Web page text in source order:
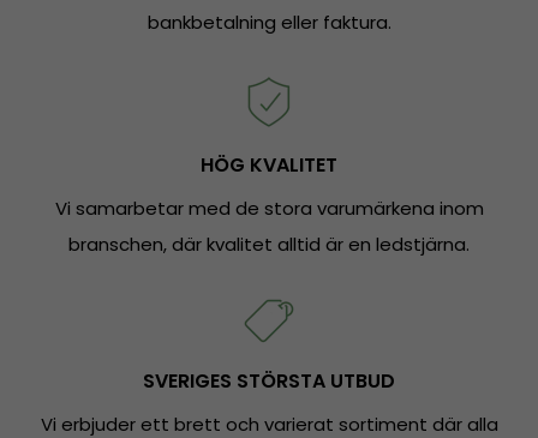
bankbetalning eller faktura.
HÖG KVALITET
Vi samarbetar med de stora varumärkena inom
branschen, där kvalitet alltid är en ledstjärna.
SVERIGES STÖRSTA UTBUD
Vi erbjuder ett brett och varierat sortiment där alla